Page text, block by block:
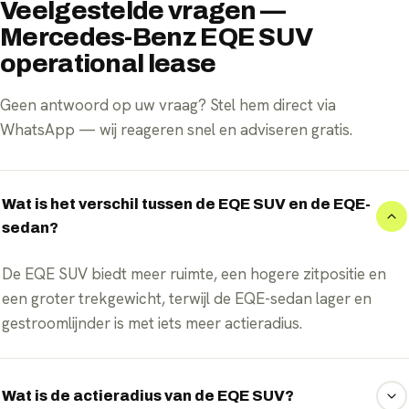
Veelgestelde vragen —
Mercedes-Benz EQE SUV
operational lease
Geen antwoord op uw vraag? Stel hem direct via
WhatsApp — wij reageren snel en adviseren gratis.
Wat is het verschil tussen de EQE SUV en de EQE-
sedan?
De EQE SUV biedt meer ruimte, een hogere zitpositie en
een groter trekgewicht, terwijl de EQE-sedan lager en
gestroomlijnder is met iets meer actieradius.
Wat is de actieradius van de EQE SUV?